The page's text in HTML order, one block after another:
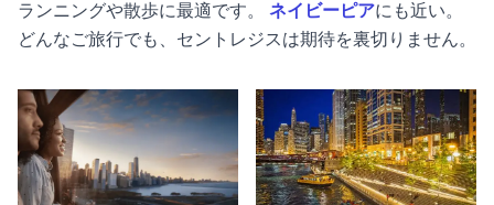
ランニングや散歩に最適です。 ネイビーピアにも近い。
どんなご旅行でも、セントレジスは期待を裏切りません。